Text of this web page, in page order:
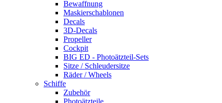
Bewaffnung
Maskierschablonen
Decals
3D-Decals
Propeller
Cockpit
BIG ED - Photoätzteil-Sets
Sitze / Schleudersitze
Räder / Wheels
Schiffe
Zubehör
Photoätzteile